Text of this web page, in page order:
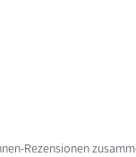
Rezensionen